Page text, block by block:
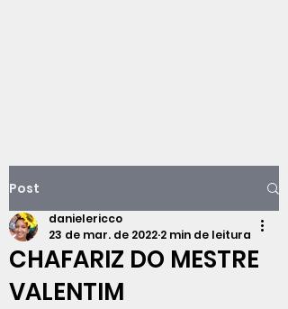
Post
CHAFARIZ DO MESTRE
VALENTIM
danielericco
23 de mar. de 2022 2 min de leitura